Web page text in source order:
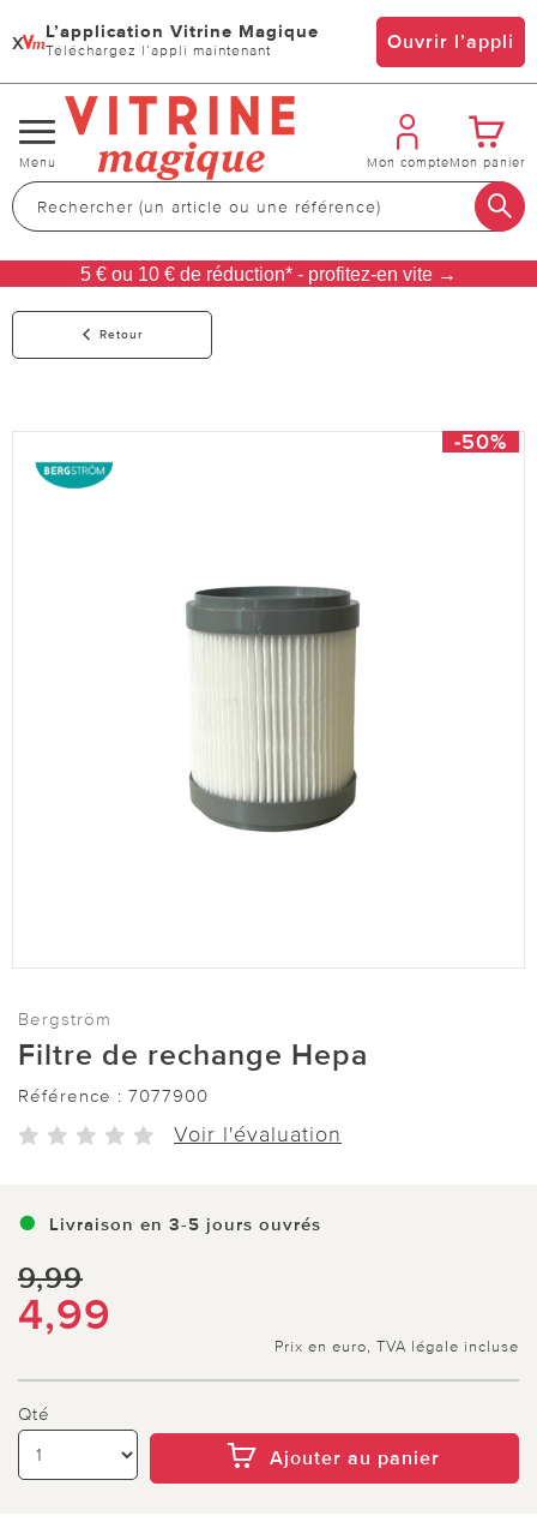
x L’application Vitrine Magique
Téléchargez l’appli maintenant Ouvrir l’appli
Changer
de
navigation
Menu Mon compteMon panier
5 € ou 10 € de réduction* - profitez-en vite →
Retour
-50%
Bergström
Filtre de rechange Hepa
Référence : 7077900
Voir l'évaluation
Livraison en 3-5 jours ouvrés
9,99
4,99
Prix en euro, TVA légale incluse
Qté
Ajouter au panier